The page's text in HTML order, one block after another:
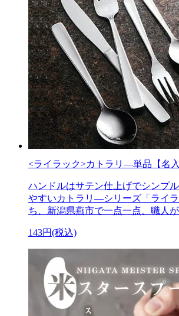
<ライラック>カトラリ―単品【名入
ハンドルはサテン仕上げでシンプ
やすいカトラリ―シリーズ「ライ
ち、新潟県燕市で一点一点、職人が
143円(税込)